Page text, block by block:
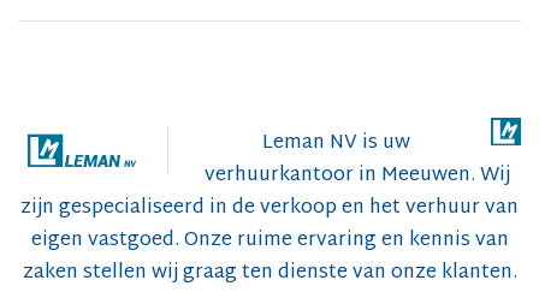
Leman NV is uw
verhuurkantoor in Meeuwen. Wij
zijn gespecialiseerd in de verkoop en het verhuur van
eigen vastgoed. Onze ruime ervaring en kennis van
zaken stellen wij graag ten dienste van onze klanten.